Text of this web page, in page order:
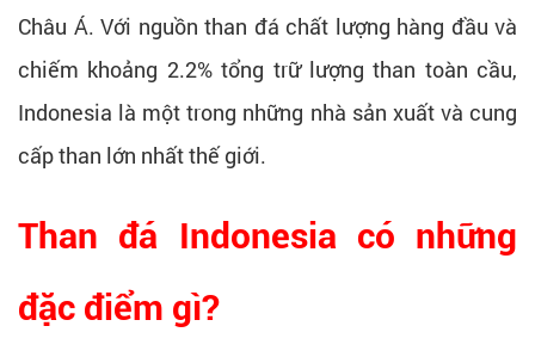
Châu Á. Với nguồn than đá chất lượng hàng đầu và
chiếm khoảng 2.2% tổng trữ lượng than toàn cầu,
Indonesia là một trong những nhà sản xuất và cung
cấp than lớn nhất thế giới.
Than đá Indonesia có những
đặc điểm gì?